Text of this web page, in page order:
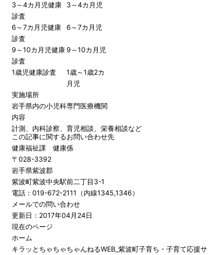
3～4カ月児健康
診査
3～4カ月児
6～7カ月児健康
診査
6～7カ月児
9～10カ月児健康
診査
9～10カ月児
1歳児健康診査
1歳～1歳2カ
月児
実施場所
岩手県内の小児科専門医療機関
内容
計測、内科診察、育児相談、栄養相談など
この記事に関するお問い合わせ先
健康福祉課 健康係
〒028-3392
岩手県紫波郡
紫波町紫波中央駅前二丁目3-1
電話：019-672-2111（内線1345,1346）
メールでの問い合わせ
更新日：2017年04月24日
現在のページ
ホーム
キラッとちゃちゃちゃんねるWEB_紫波町子育ち・子育て応援サ